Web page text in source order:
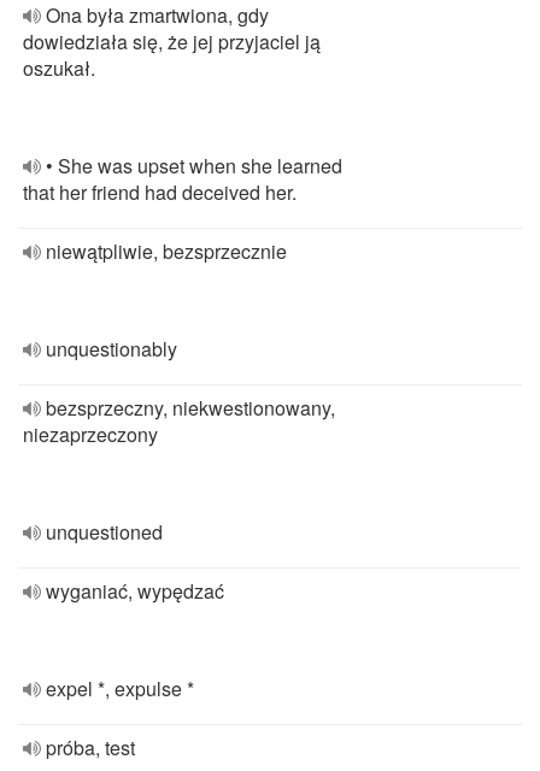
Ona była zmartwiona, gdy
dowiedziała się, że jej przyjaciel ją
oszukał.
• She was upset when she learned
that her friend had deceived her.
niewątpliwie, bezsprzecznie
unquestionably
bezsprzeczny, niekwestionowany,
niezaprzeczony
unquestioned
wyganiać, wypędzać
expel *, expulse *
próba, test